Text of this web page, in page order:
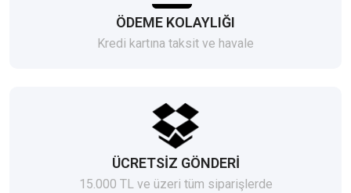
ÖDEME KOLAYLIĞI
Kredi kartına taksit ve havale
ÜCRETSİZ GÖNDERİ
15.000 TL ve üzeri tüm siparişlerde